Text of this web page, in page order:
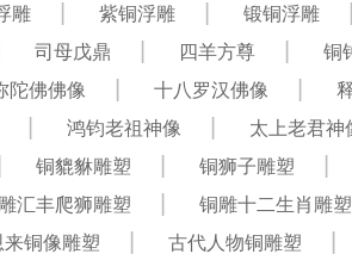
雕 紫铜浮雕 锻铜浮雕
司母戊鼎 四羊方尊 铜
陀佛佛像
十八罗汉佛像
鸿钧老祖神像 太上老君神
铜貔貅雕塑 铜狮子雕塑
汇丰爬狮雕塑
铜雕十二生肖雕塑
来铜像雕塑
古代人物铜雕塑